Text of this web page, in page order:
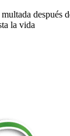
después
la vida